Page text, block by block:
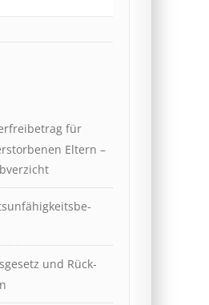
für
Eltern –
und Rück­